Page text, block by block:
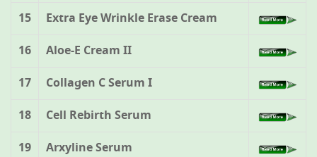
15
Extra Eye Wrinkle Erase Cream
16
Aloe-E Cream II
17
Collagen C Serum I
18
Cell Rebirth Serum
19
Arxyline Serum